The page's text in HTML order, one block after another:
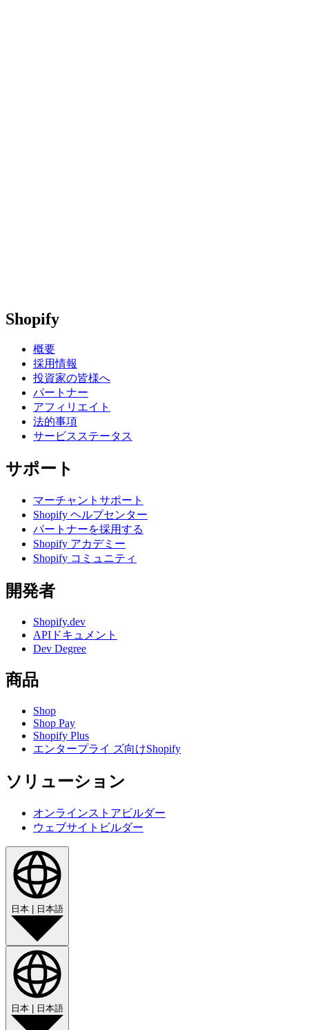
Shopify
概要
採用情報
投資家の皆様へ
パートナー
アフィリエイト
法的事項
サービスステータス
サポート
マーチャントサポート
Shopify ヘルプセンター
パートナーを採用する
Shopify アカデミー
Shopify コミュニティ
開発者
Shopify.dev
APIドキュメント
Dev Degree
商品
Shop
Shop Pay
Shopify Plus
エンタープライ ズ向けShopify
ソリューション
オンラインストアビルダー
ウェブサイトビルダー
日本 | 日本語
日本 | 日本語